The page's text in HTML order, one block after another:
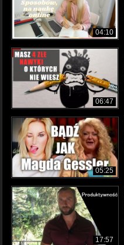
04:10
06:47
05:25
17:57